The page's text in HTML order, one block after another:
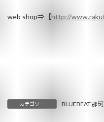
web shop⇒【http://
カテゴリー BLUEBEAT 那